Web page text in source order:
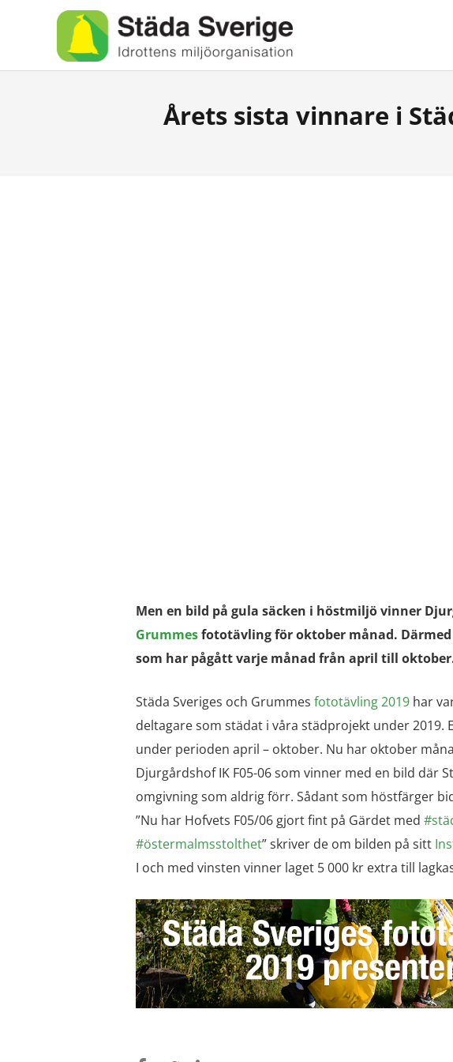
Årets sista vinnare i
Men en bild på gula säcken i höstmiljö vinner
Grummesfototävling för oktober månad.
som har pågått varje månad från april till
Städa Sveriges och Grummes fototävling 2019 har
deltagare som städat i våra städprojekt under 2019.
under perioden april – oktober. Nu har oktober
Djurgårdshof IK F05-06 som vinner med en bild där
omgivning som aldrig förr. Sådant som höstfärger
”Nu har Hofvets F05/06 gjort fint på Gärdet med
#östermalmsstolthet” skriver de om bilden på sitt
I och med vinsten vinner laget 5 000 kr extra till